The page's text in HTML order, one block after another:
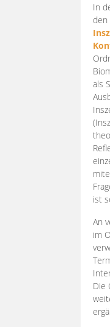
In
den
als
ist
An
im
Die